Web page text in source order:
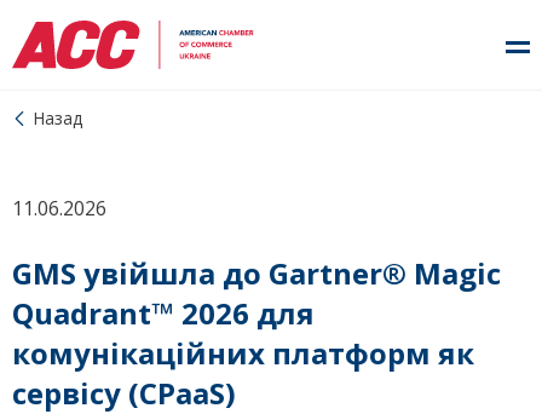
Назад
11.06.2026
GMS увійшла до Gartner® Magic
Quadrant™ 2026 для
комунікаційних платформ як
сервісу (CPaaS)